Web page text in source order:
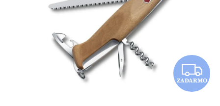
Z
A
ZADARMO